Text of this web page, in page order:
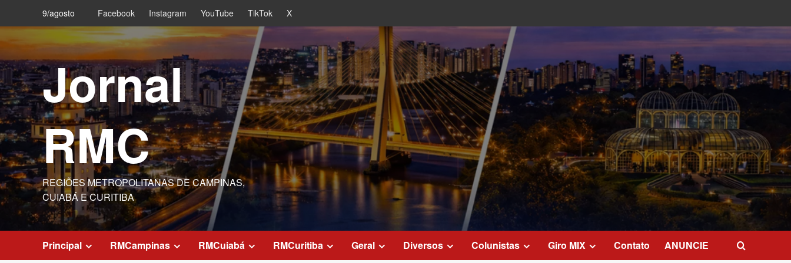
content
9/agosto Facebook Instagram YouTube TikTok X
Jornal
RMC
REGIÕES METROPOLITANAS DE CAMPINAS,
CUIABÁ E CURITIBA
Principal RMCampinas RMCuiabá RMCuritiba Geral Diversos Colunistas Giro MIX Contato ANUNCIE